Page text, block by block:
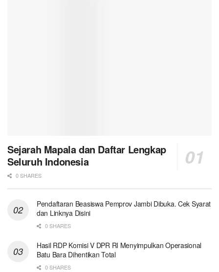
Sejarah Mapala dan Daftar Lengkap
Seluruh Indonesia
0 SHARES
Pendaftaran Beasiswa Pemprov Jambi Dibuka. Cek Syarat
dan Linknya Disini
0 SHARES
Hasil RDP Komisi V DPR RI Menyimpulkan Operasional
Batu Bara Dihentikan Total
0 SHARES